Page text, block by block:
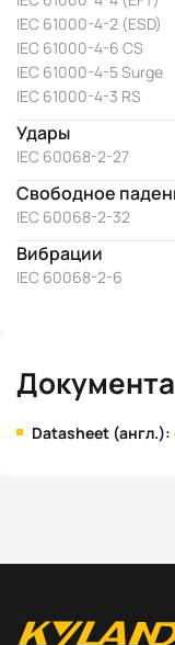
IEC 61000-4-2 (ESD)
IEC 61000-4-6 CS
IEC 61000-4-5 Surge
IEC 61000-4-3 RS
Удары
IEC 60068-2-27
Свободное
IEC 60068-2-32
Вибрации
IEC 60068-2-6
Datasheet (англ.):